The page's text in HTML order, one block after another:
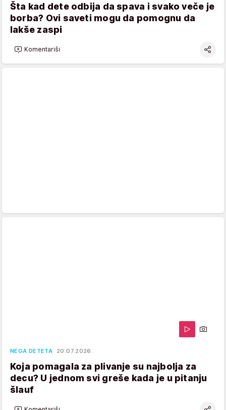
Šta kad dete odbija da spava i svako veče je
borba? Ovi saveti mogu da pomognu da
lakše zaspi
Komentariši
NEGA DETETA 20.07.2026.
Koja pomagala za plivanje su najbolja za
decu? U jednom svi greše kada je u pitanju
šlauf